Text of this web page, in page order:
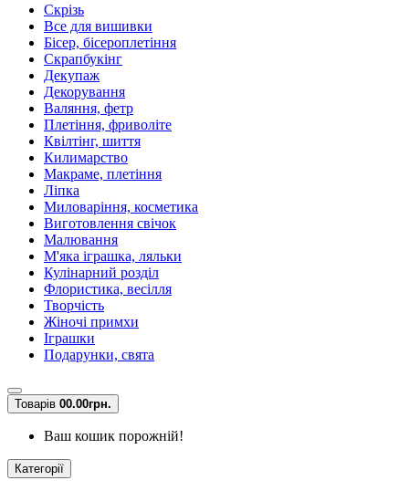
Скрізь
Все для вишивки
Бісер, бісероплетіння
Скрапбукінг
Декупаж
Декорування
Валяння, фетр
Плетіння, фриволіте
Квілтінг, шиття
Килимарство
Макраме, плетіння
Ліпка
Миловаріння, косметика
Виготовлення свічок
Малювання
М'яка іграшка, ляльки
Кулінарний розділ
Флористика, весілля
Творчість
Жіночі примхи
Іграшки
Подарунки, свята
Товарів 00.00грн.
Ваш кошик порожній!
Категорії